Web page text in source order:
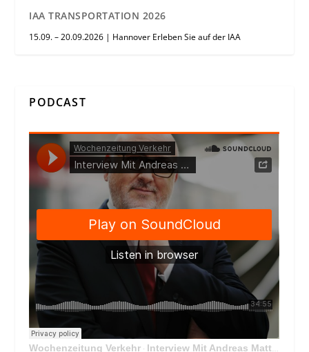
IAA TRANSPORTATION 2026
15.09. – 20.09.2026 | Hannover Erleben Sie auf der IAA
PODCAST
Wochenzeitung Verkehr · Interview Mit Andreas Matthä, CEO der ÖBB Holding